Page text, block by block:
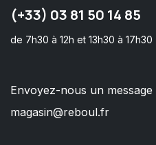
(+33) 03 81 50 14 85
de 7h30 à 12h et 13h30 à 17h30
Envoyez-nous un message
magasin@reboul.fr